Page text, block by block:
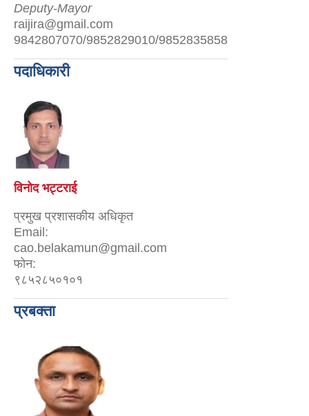
Deputy-Mayor
raijira@gmail.com
9842807070/9852829010/9852835858
पदाधिकारी
विनोद भट्टराई
प्रमुख प्रशासकीय अधिकृत
Email:
cao.belakamun@gmail.com
फोन:
९८५२८५०१०१
प्रबक्ता